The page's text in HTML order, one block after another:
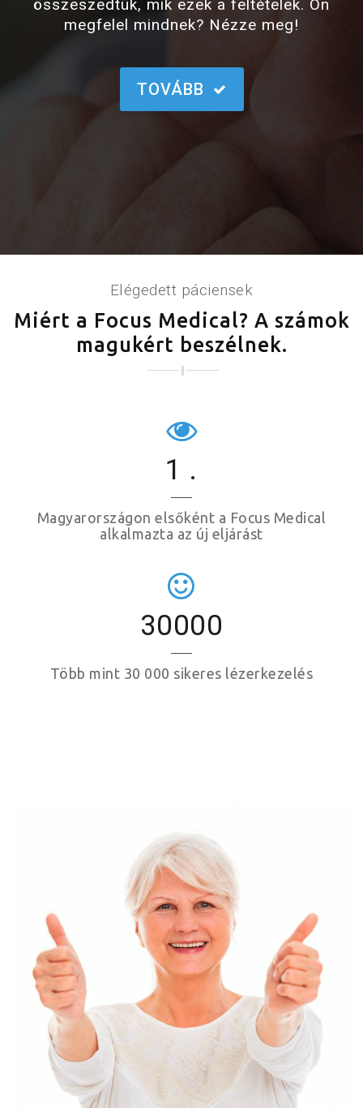
összeszedtük, mik ezek a feltételek. Ön
megfelel mindnek? Nézze meg!
TOVÁBB
Elégedett páciensek
Miért a Focus Medical? A számok
magukért beszélnek.
1 .
Magyarországon elsőként a Focus Medical
alkalmazta az új eljárást
30000
Több mint 30 000 sikeres lézerkezelés